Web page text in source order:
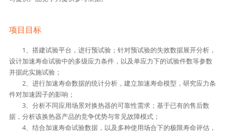
项目目标
1、搭建试验平台，进行预试验；针对预试验的失效数据展开分析，
设计加速寿命试验中的多级应力条件，以及单应力下的试验件数等参数
并据此实施试验；
2、进行加速寿命数据的统计分析，建立加速寿命模型，研究应力条
件对加速因子的影响；
3、分析不同应用场景对换热器的可靠性需求；基于已有的售后数
据，分析该换热器产品的竞争优势与常见故障模式；
4、结合加速寿命试验数据，以及多种使用场合下的极限寿命评估，